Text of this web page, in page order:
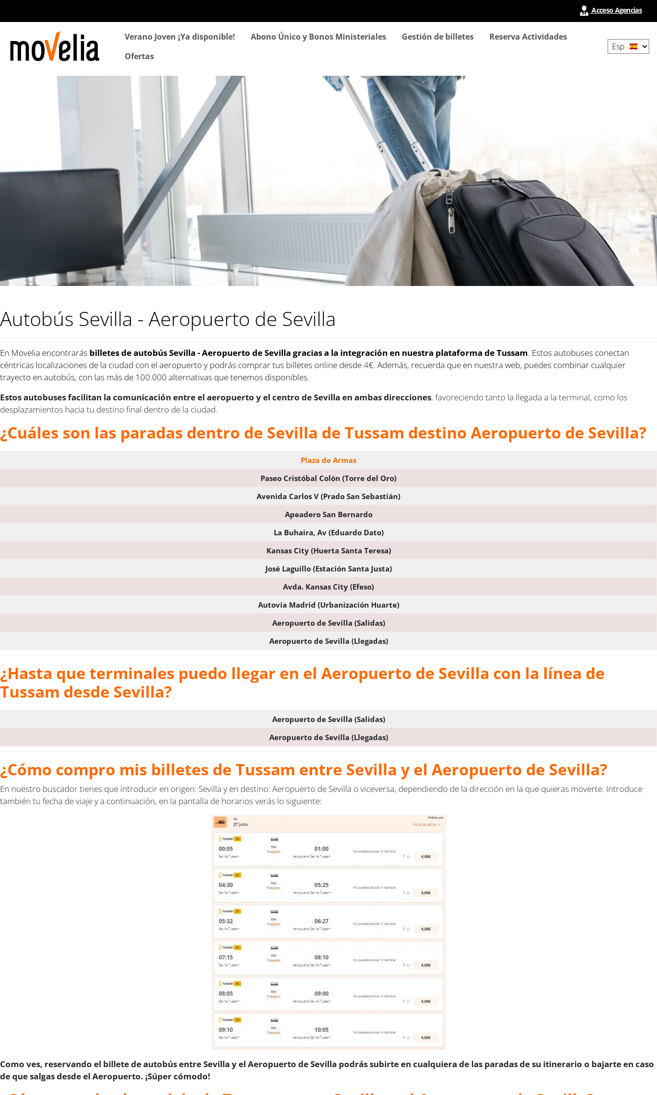
contenido
Acceso Agencias
Navegación
principal
Verano Joven ¡Ya disponible! Abono Único y Bonos Ministeriales Gestión de billetes
Reserva Actividades
Ofertas
your
Autobús Sevilla - Aeropuerto de Sevilla
En Movelia encontrarás billetes de autobús Sevilla - Aeropuerto de Sevilla gracias a la integración en nuestra plataforma de Tussam. Estos autobuses conectan
céntricas localizaciones de la ciudad con el aeropuerto y podrás comprar tus billetes online desde4€. Además, recuerda que en nuestra web, puedes combinar cualquier
trayecto en autobús, con las más de 100.000 alternativas que tenemos disponibles.
Estos autobuses facilitan la comunicación entre el aeropuerto y el centro de Sevilla en ambas direcciones, favoreciendo tanto la llegada a la terminal, como los
desplazamientos hacia tu destino final dentro de la ciudad.
¿Cuáles son las paradas dentro de Sevilla de Tussam destino Aeropuerto de Sevilla?
Plaza de Armas
Paseo Cristóbal Colón (Torre del Oro)
Avenida Carlos V (Prado San Sebastián)
Apeadero San Bernardo
La Buhaira, Av (Eduardo Dato)
Kansas City (Huerta Santa Teresa)
José Laguillo (Estación Santa Justa)
Avda. Kansas City (Efeso)
Autovía Madrid (Urbanización Huarte)
Aeropuerto de Sevilla (Salidas)
Aeropuerto de Sevilla (Llegadas)
¿Hasta que terminales puedo llegar en el Aeropuerto de Sevilla con la línea de
Tussam desde Sevilla?
Aeropuerto de Sevilla (Salidas)
Aeropuerto de Sevilla (Llegadas)
¿Cómo compro mis billetes de Tussam entre Sevilla y el Aeropuerto de Sevilla?
En nuestro buscador tienes que introducir en origen: Sevilla y en destino: Aeropuerto de Sevilla o viceversa, dependiendo de la dirección en la que quieras moverte. Introduce
también tu fecha de viaje y a continuación, en la pantalla de horarios verás lo siguiente:
Como ves, reservando el billete de autobús entre Sevilla y el Aeropuerto de Sevilla podrás subirte en cualquiera de las paradas de su itinerario o bajarte en caso
de que salgas desde el Aeropuerto. ¡Súper cómodo!